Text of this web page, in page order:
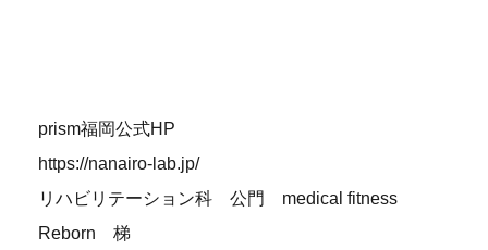
prism福岡公式HP
https://nanairo-lab.jp/
リハビリテーション科 公門 medical fitness
Reborn 梯